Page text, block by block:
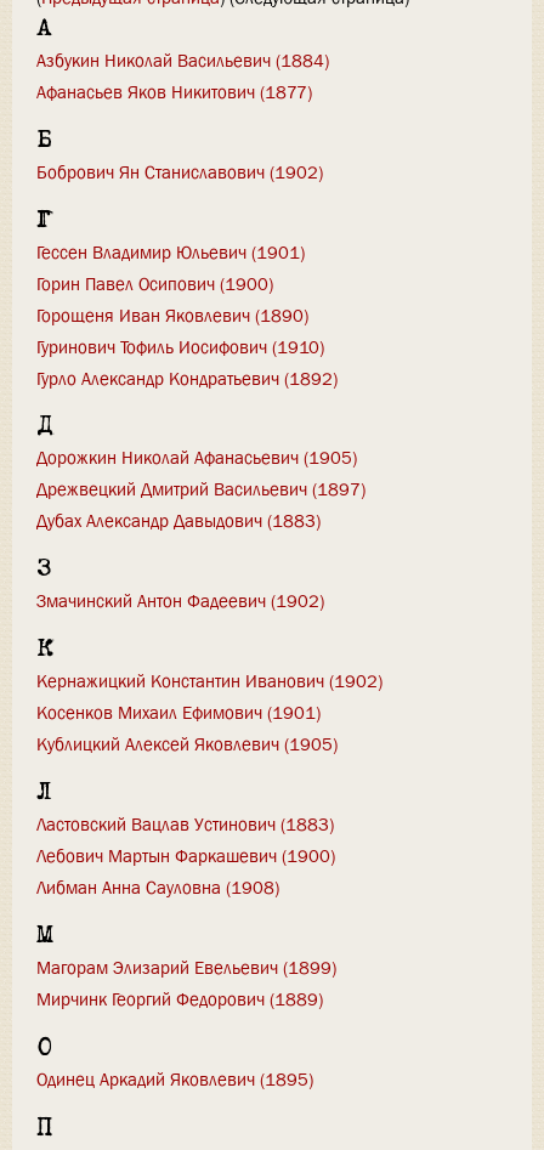
А
Азбукин Николай Васильевич (1884)
Афанасьев Яков Никитович (1877)
Б
Бобрович Ян Станиславович (1902)
Г
Гессен Владимир Юльевич (1901)
Горин Павел Осипович (1900)
Горощеня Иван Яковлевич (1890)
Гуринович Тофиль Иосифович (1910)
Гурло Александр Кондратьевич (1892)
Д
Дорожкин Николай Афанасьевич (1905)
Дрежвецкий Дмитрий Васильевич (1897)
Дубах Александр Давыдович (1883)
З
Змачинский Антон Фадеевич (1902)
К
Кернажицкий Константин Иванович (1902)
Косенков Михаил Ефимович (1901)
Кублицкий Алексей Яковлевич (1905)
Л
Ластовский Вацлав Устинович (1883)
Лебович Мартын Фаркашевич (1900)
Либман Анна Сауловна (1908)
М
Магорам Элизарий Евельевич (1899)
Мирчинк Георгий Федорович (1889)
О
Одинец Аркадий Яковлевич (1895)
П